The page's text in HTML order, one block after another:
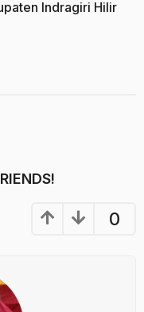
Indragiri Hilir
0